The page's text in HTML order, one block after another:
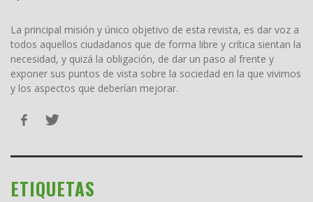
La principal misión y único objetivo de esta revista, es dar voz a
todos aquellos ciudadanos que de forma libre y crítica sientan la
necesidad, y quizá la obligación, de dar un paso al frente y
exponer sus puntos de vista sobre la sociedad en la que vivimos
y los aspectos que deberían mejorar.
ETIQUETAS